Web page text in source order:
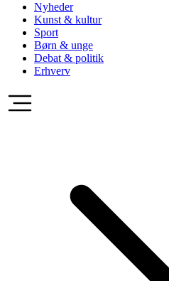
Nyheder
Kunst & kultur
Sport
Børn & unge
Debat & politik
Erhverv